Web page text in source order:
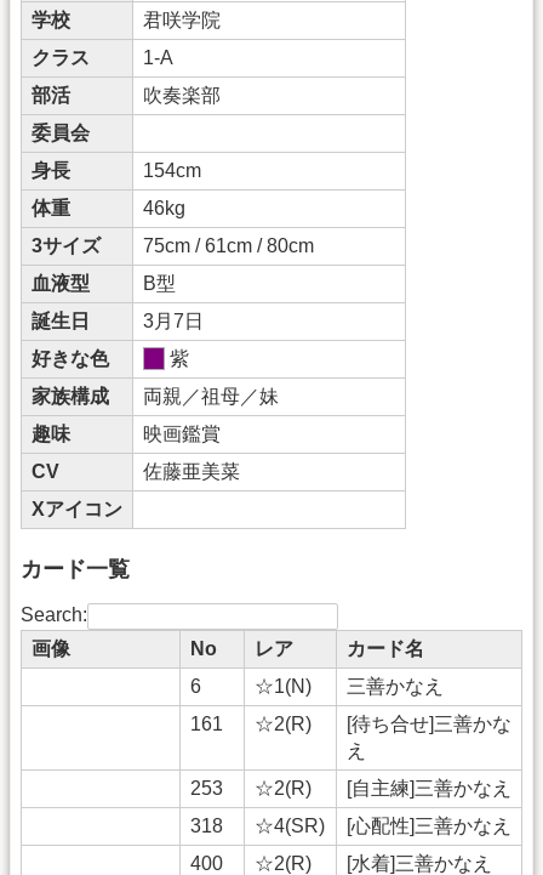
学校
君咲学院
クラス
1-A
部活
吹奏楽部
委員会
身長
154cm
体重
46kg
3サイズ
75cm / 61cm / 80cm
血液型
B型
誕生日
3月7日
好きな色
紫
家族構成
両親／祖母／妹
趣味
映画鑑賞
CV
佐藤亜美菜
Xアイコン
カード一覧
Search:
画像
No レア
カード名
6
☆1(N)
三善かなえ
161
☆2(R)
[待ち合せ]三善かな
え
253
☆2(R)
[自主練]三善かなえ
318
☆4(SR)
[心配性]三善かなえ
400
☆2(R)
[水着]三善かなえ